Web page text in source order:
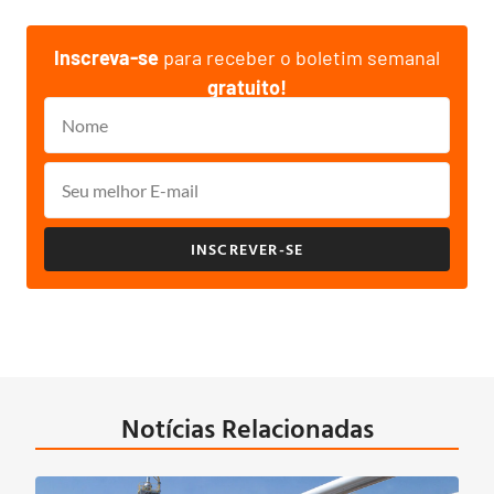
Inscreva-se para receber o boletim semanal
gratuito!
INSCREVER-SE
Notícias Relacionadas